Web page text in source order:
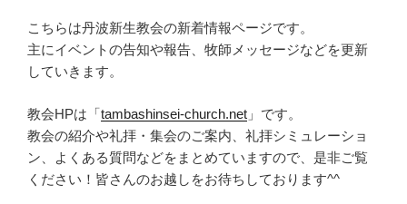
ー
シ
ン
こちらは丹波新生教会の新着情報ページです。
主にイベントの告知や報告、牧師メッセージなどを更新
していきます。
教会HPは「tambashinsei-church.net 」です。
教会の紹介や礼拝・集会のご案内、礼拝シミュレーショ
ン、よくある質問などをまとめていますので、是非ご覧
ください！皆さんのお越しをお待ちしております^^